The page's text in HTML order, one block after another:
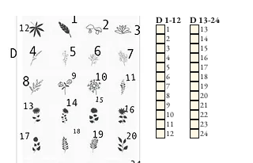
D 1-12
1
2
3
4
5
6
7
8
9
10
11
12
D 13-24
13
14
15
16
17
18
19
20
21
22
23
24